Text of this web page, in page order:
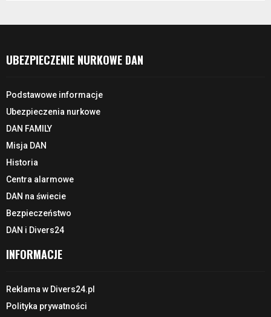
UBEZPIECZENIE NURKOWE DAN
Podstawowe informacje
Ubezpieczenia nurkowe
DAN FAMILY
Misja DAN
Historia
Centra alarmowe
DAN na świecie
Bezpieczeństwo
DAN i Divers24
INFORMACJE
Reklama w Divers24.pl
Polityka prywatności